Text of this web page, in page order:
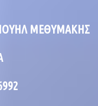
ΜΕΘΥΜΑΚΗΣ